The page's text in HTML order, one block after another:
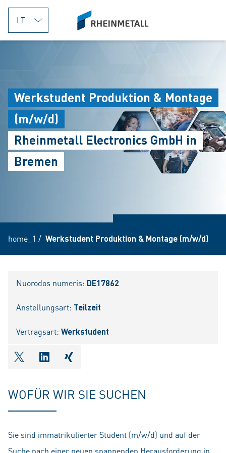
jumpToMain
siteLogo
Werkstudent Produktion & Montage
(m/w/d)
Rheinmetall Electronics GmbH in
Bremen
home_1 / Werkstudent Produktion & Montage (m/w/d)
Nuorodos numeris: DE17862
Anstellungsart: Teilzeit
Vertragsart: Werkstudent
shareOntwitter
shareOnlinkedIn
shareOnxing
WOFÜR WIR SIE SUCHEN
Sie sind immatrikulierter Student (m/w/d) und auf der
Suche nach einer neuen spannenden Herausforderung in